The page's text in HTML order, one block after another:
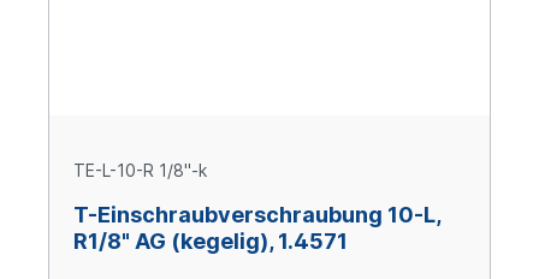
TE-L-10-R 1/8"-k
T-Einschraubverschraubung 10-L,
R1/8" AG (kegelig), 1.4571